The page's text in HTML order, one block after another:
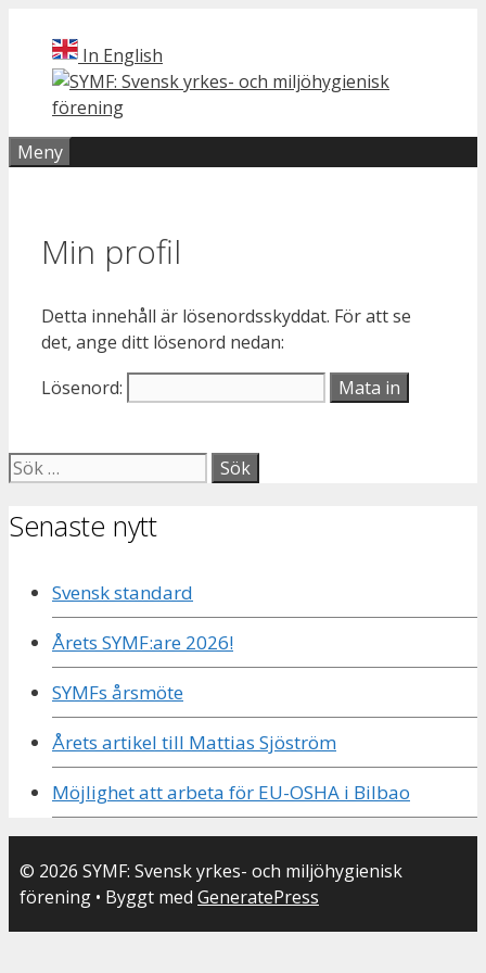
innehåll
In English
Meny
Min profil
Detta innehåll är lösenordsskyddat. För att se
det, ange ditt lösenord nedan:
Lösenord:
Sök
Senaste nytt
Svensk standard
Årets SYMF:are 2026!
SYMFs årsmöte
Årets artikel till Mattias Sjöström
Möjlighet att arbeta för EU-OSHA i Bilbao
© 2026 SYMF: Svensk yrkes- och miljöhygienisk
förening • Byggt med GeneratePress